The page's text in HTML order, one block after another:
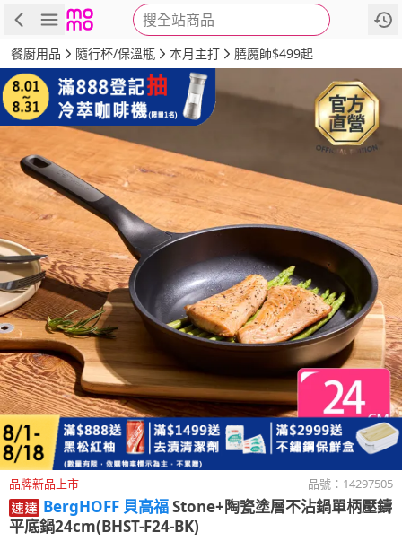
搜全站商品
商品 評價 詳情
餐廚用品 隨行杯/保溫瓶 本月主打 膳魔師$499起
品牌新品上市 品號： 14297505
BergHOFF 貝高福Stone+陶瓷塗層不沾鍋單柄壓鑄
平底鍋24cm(BHST-F24-BK)